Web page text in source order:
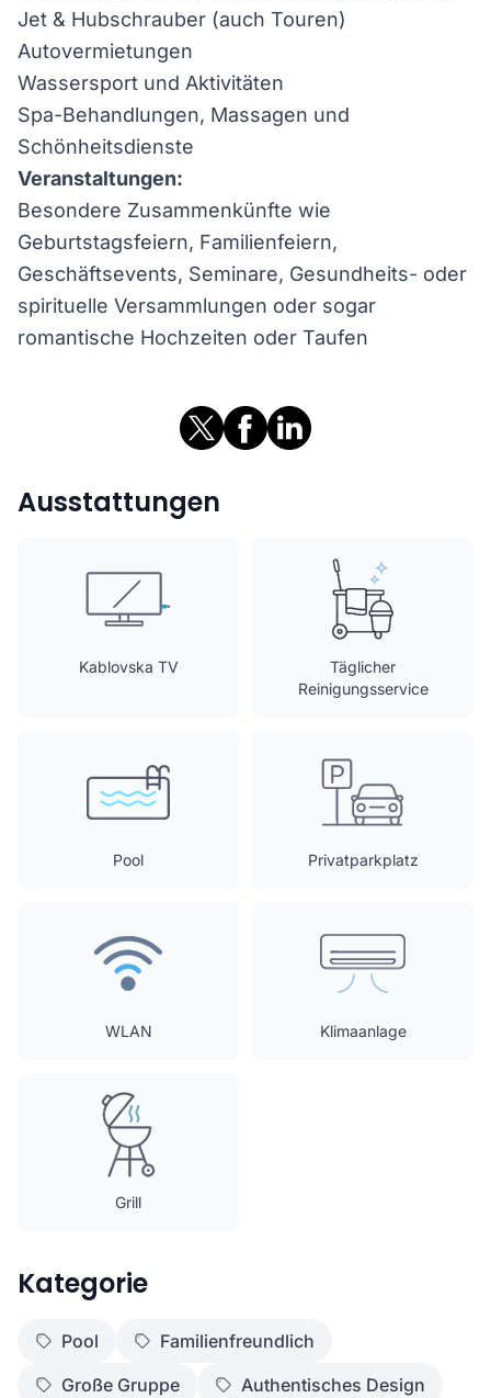
Jet & Hubschrauber (auch Touren)
Autovermietungen
Wassersport und Aktivitäten
Spa-Behandlungen, Massagen und
Schönheitsdienste
Veranstaltungen:
Besondere Zusammenkünfte wie
Geburtstagsfeiern, Familienfeiern,
Geschäftsevents, Seminare, Gesundheits- oder
spirituelle Versammlungen oder sogar
romantische Hochzeiten oder Taufen
Ausstattungen
Kablovska TV
Täglicher
Reinigungsservice
Pool Privatparkplatz
WLAN Klimaanlage
Grill
Kategorie
Pool
Familienfreundlich
Große Gruppe
Authentisches Design